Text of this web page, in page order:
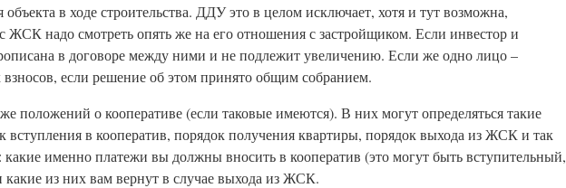
в ходе строительства. ДДУ это в целом исключает, хотя и тут возможна,
ЖСК надо смотреть опять же на его отношения с застройщиком. Если инвестор и
в договоре между ними и не подлежит увеличению. Если же одно лицо –
если решение об этом принято общим собранием.
о кооперативе (если таковые имеются). В них могут определяться такие
в кооператив, порядок получения квартиры, порядок выхода из ЖСК и так
какие именно платежи вы должны вносить в кооператив (это могут быть вступительный,
из них вам вернут в случае выхода из ЖСК.